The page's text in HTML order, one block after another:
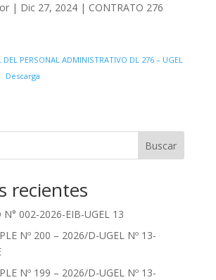
| Dic 27, 2024| CONTRATO 276
DEL PERSONAL ADMINISTRATIVO DL 276 – UGEL
Descarga
Buscar
recientes
N° 002-2026-EIB-UGEL 13
Nº 200 – 2026/D-UGEL Nº 13-
Nº 199 – 2026/D-UGEL Nº 13-